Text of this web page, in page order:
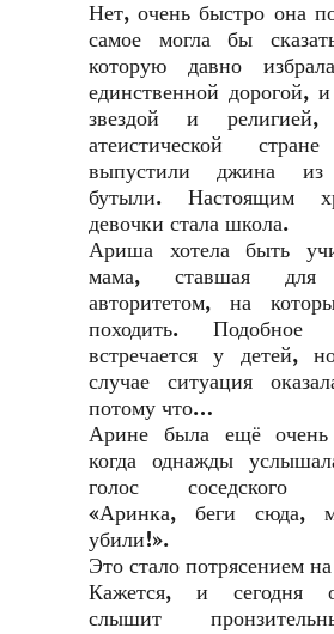
Нет, очень быстро она
самое могла бы
которую давно
единственной дорогой,
звездой и
атеистической
выпустили джина из
бутыли. Настоящим
девочки стала школа.
Ариша хотела быть
мама, ставшая
авторитетом, на
походить.
встречается у детей,
случае ситуация
потому что…
Арине была ещё очень
когда однажды
голос соседского
«Аринка, беги сюда,
убили!».
Это стало потрясением
Кажется, и сегодня
слышит